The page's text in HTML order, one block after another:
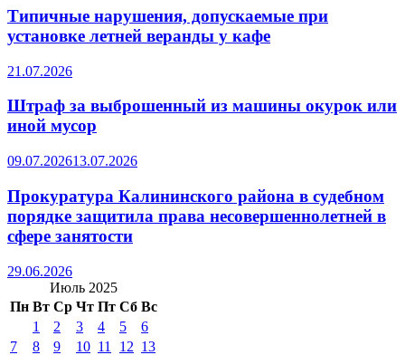
Типичные нарушения, допускаемые при
установке летней веранды у кафе
21.07.2026
Штраф за выброшенный из машины окурок или
иной мусор
09.07.202613.07.2026
Прокуратура Калининского района в судебном
порядке защитила права несовершеннолетней в
сфере занятости
29.06.2026
Июль 2025
Пн Вт Ср Чт Пт Сб Вс
1
2 3 4 5
6
7
8 9 10 11 12 13